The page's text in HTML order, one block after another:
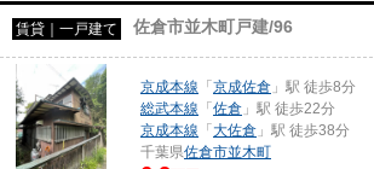
賃貸｜一戸建て 佐倉市並木町戸建/96
京成本線 「京成佐倉 」駅 徒歩8分
総武本線 「佐倉 」駅 徒歩22分
京成本線 「大佐倉 」駅 徒歩38分
千葉県佐倉市並木町